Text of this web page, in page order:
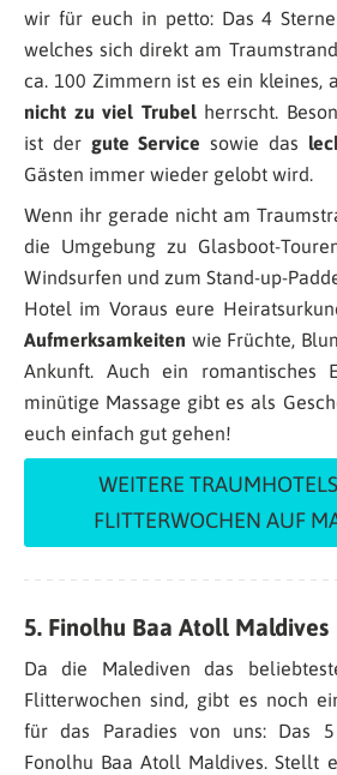
wir für euch in petto: Das 4
welches sich direkt am
ca. 100 Zimmern ist es ein kleines,
nicht zu viel Trubelherrscht.
ist der gute Service sowie das
Gästen immer wieder gelobt wird.
Wenn ihr gerade nicht am
die Umgebung zu Glasboot-
Windsurfen und zum Stand-up-
Hotel im Voraus eure
Aufmerksamkeiten wie Früchte,
Ankunft. Auch ein romantisches
minütige Massage gibt es als
euch einfach gut gehen!
WEITERE
FLITTERWOCHEN AUF
5. Finolhu Baa Atoll Maldives
Da die Malediven das
Flitterwochen sind, gibt es noch
für das Paradies von uns: Das 5
Fonolhu Baa Atoll Maldives. Stellt